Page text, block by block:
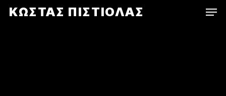
SkipΚΩΣΤΑΣ ΠΙΣΤΙΟΛΑΣ